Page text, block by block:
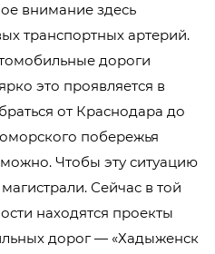
внимание здесь
транспортных артерий.
дороги
это проявляется в
от Краснодара до
побережья
Чтобы эту ситуацию
Сейчас в той
находятся проекты
дорог — «Хадыженск